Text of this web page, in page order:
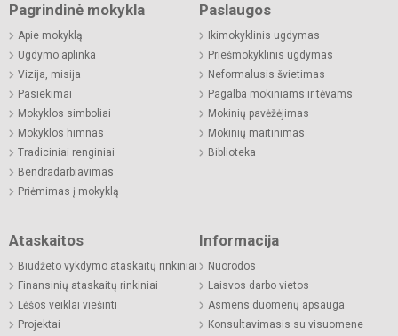
Pagrindinė mokykla
Apie mokyklą
Ugdymo aplinka
Vizija, misija
Pasiekimai
Mokyklos simboliai
Mokyklos himnas
Tradiciniai renginiai
Bendradarbiavimas
Priėmimas į mokyklą
Paslaugos
Ikimokyklinis ugdymas
Priešmokyklinis ugdymas
Neformalusis švietimas
Pagalba mokiniams ir tėvams
Mokinių pavėžėjimas
Mokinių maitinimas
Biblioteka
Ataskaitos
Biudžeto vykdymo ataskaitų rinkiniai
Finansinių ataskaitų rinkiniai
Lėšos veiklai viešinti
Projektai
Informacija
Nuorodos
Laisvos darbo vietos
Asmens duomenų apsauga
Konsultavimasis su visuomene